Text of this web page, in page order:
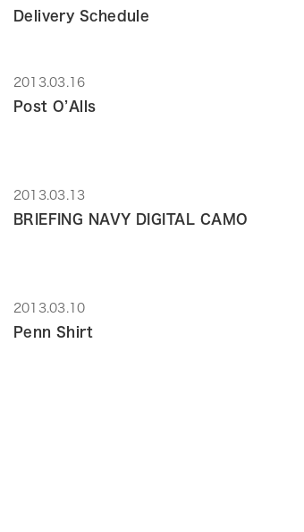
Delivery Schedule
2013.03.16
Post O’Alls
2013.03.13
BRIEFING NAVY DIGITAL CAMO
2013.03.10
Penn Shirt